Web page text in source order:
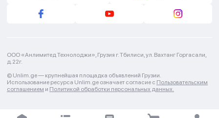
ООО «Анлимитед Технолоджи», Грузия г. Тбилиси, ул. Вахтанг Горгасали,
д.22г.
© Unlim.ge — крупнейшая площадка объявлений Грузии.
Использование ресурса Unlim.ge означает согласие с Пользовательским
соглашением и Политикой обработки персональных данных.